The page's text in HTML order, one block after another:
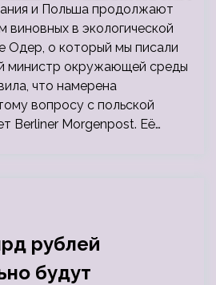
и Польша продолжают
виновных в экологической
Одер, о который мы писали
министр окружающей среды
что намерена
вопросу с польской
Berliner Morgenpost. Её…
рублей
будут